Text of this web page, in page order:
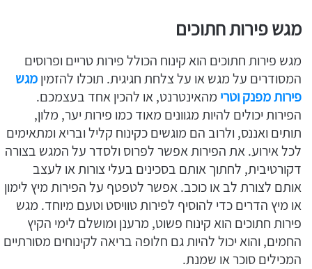
מגש פירות חתוכים
מגש פירות חתוכים הוא קינוח הכולל פירות טריים ופרוסים
המסודרים על מגש או על צלחת חגיגית. תוכלו להזמיןמגש
פירות מפנק וטרי מהאינטרנט, או להכין אחד בעצמכם.
הפירות יכולים להיות מגוונים מאוד כמו פירות יער, מלון,
תותים ואננס, ולרוב הם מוגשים כקינוח קליל ובריא ומתאימים
לכל אירוע. את הפירות אפשר לפרוס ולסדר על המגש בצורה
דקורטיבית, לחתוך אותם בסכינים בעלי צורות או לעצב
אותם לצורת לב או כוכב. אפשר לטפטף על הפירות מיץ לימון
או מיץ הדרים כדי להוסיף לפירות טוויסט וטעם מיוחד. מגש
פירות חתוכים הוא קינוח פשוט, מרענן ומושלם לימי הקיץ
החמים, והוא יכול להיות גם חלופה בריאה לקינוחים מסורתיים
המכילים סוכר או שמנת.